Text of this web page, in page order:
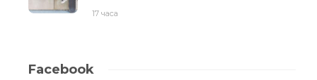
17 часа
Facebook